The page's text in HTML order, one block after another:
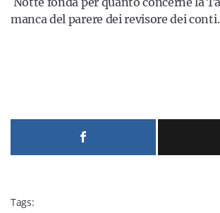
manca del parere dei revisore dei conti.
Tags: